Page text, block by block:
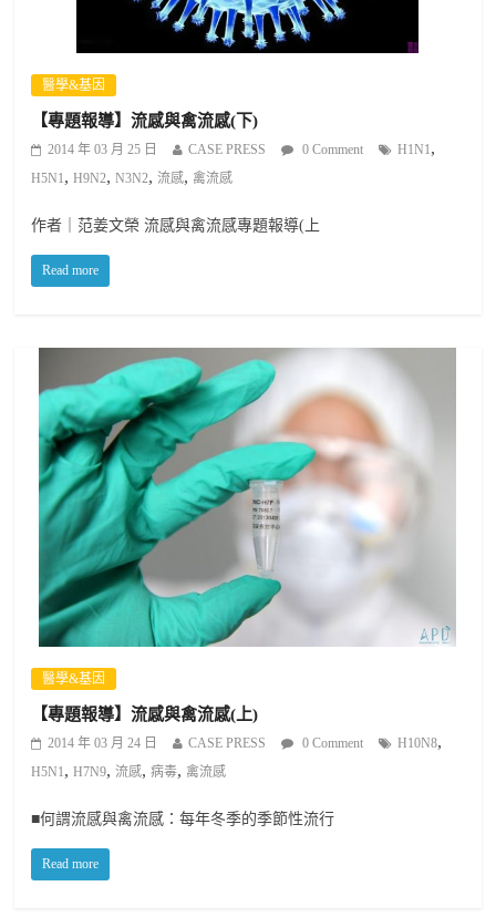
醫學&基因
【專題報導】流感與禽流感(下)
2014 年 03 月 25 日 CASE PRESS 0 Comment H1N1,
H5N1,H9N2,N3N2,流感, 禽流感
作者｜范姜文榮 流感與禽流感專題報導(上
Read more
醫學&基因
【專題報導】流感與禽流感(上)
2014 年 03 月 24 日 CASE PRESS 0 Comment H10N8,
H5N1,H7N9,流感,病毒, 禽流感
■何謂流感與禽流感：每年冬季的季節性流行
Read more